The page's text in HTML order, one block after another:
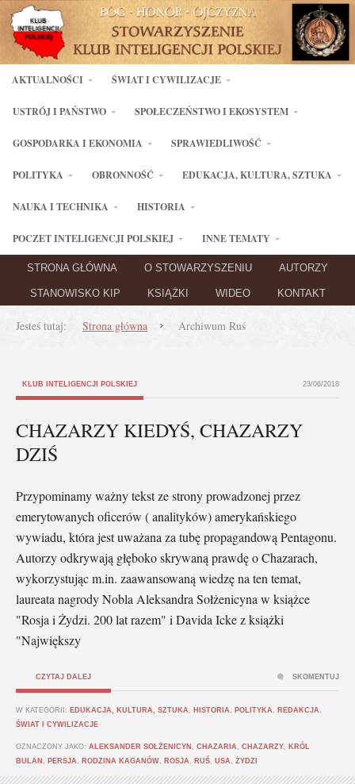
AKTUALNOŚCI ŚWIAT I CYWILIZACJE
USTRÓJ I PAŃSTWO SPOŁECZEŃSTWO I EKOSYSTEM
GOSPODARKA I EKONOMIA SPRAWIEDLIWOŚĆ
POLITYKA OBRONNOŚĆ EDUKACJA, KULTURA, SZTUKA
NAUKA I TECHNIKA HISTORIA
POCZET INTELIGENCJI POLSKIEJ INNE TEMATY
STRONA GŁÓWNA O STOWARZYSZENIU AUTORZY
STANOWISKO KIP KSIĄŻKI WIDEO KONTAKT
Jesteś tutaj: Strona główna Archiwum Ruś
KLUB INTELIGENCJI POLSKIEJ 23/06/2018
CHAZARZY KIEDYŚ, CHAZARZY
DZIŚ
Przypominamy ważny tekst ze strony prowadzonej przez
emerytowanych oficerów ( analityków) amerykańskiego
wywiadu, która jest uważana za tubę propagandową Pentagonu.
Autorzy odkrywają głęboko skrywaną prawdę o Chazarach,
wykorzystując m.in. zaawansowaną wiedzę na ten temat,
laureata nagrody Nobla Aleksandra Sołżenicyna w książce
"Rosja i Żydzi. 200 lat razem" i Davida Icke z książki
"Największy
CZYTAJ DALEJ
W KATEGORII: EDUKACJA, KULTURA, SZTUKA HISTORIA POLITYKA REDAKCJA
ŚWIAT I CYWILIZACJE
OZNACZONY JAKO: ALEKSANDER SOŁŻENICYN CHAZARIA CHAZARZY
KRÓL
BULAN
PERSJA RODZINA KAGANÓW ROSJA RUŚ USA ŻYDZI
SKOMENTUJ